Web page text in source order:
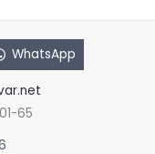
WhatsApp
65